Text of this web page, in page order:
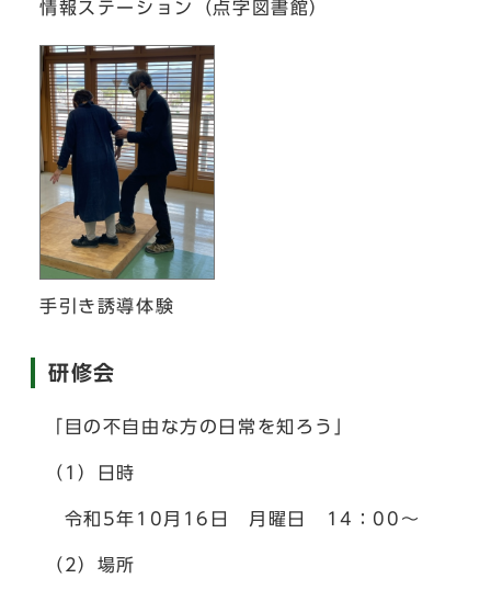
情報ステーション（点字図書館）
手引き誘導体験
研修会
「目の不自由な方の日常を知ろう」
（1）日時
令和5年10月16日 月曜日 14：00～
（2）場所